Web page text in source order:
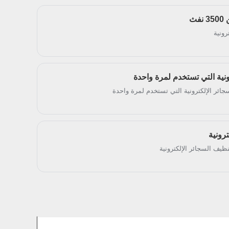
التي تستخدم لمرة واحدة
الإلكترونية التي تستخدم لمرة واحدة
السجائر الإلكترونية